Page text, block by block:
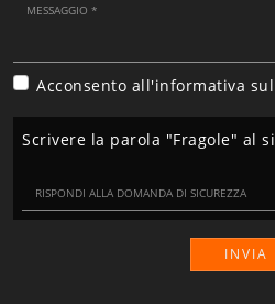
Acconsento all'informativa
Scrivere la parola "Fragole" al
INVIA